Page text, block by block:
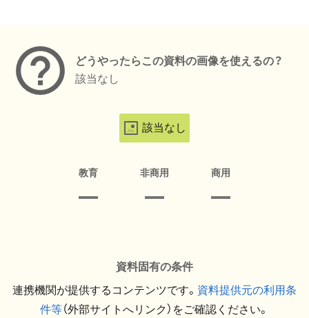
どうやったらこの資料の画像を使えるの？
該当なし
該当なし
教育 非商用 商用
資料固有の条件
連携機関が提供するコンテンツです。 資料提供元の利用条
件等（外部サイトへリンク）をご確認ください。